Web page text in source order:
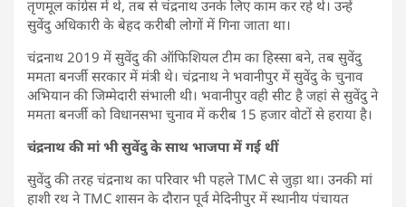
तृणमूल कांग्रेस में थे, तब से चंद्रनाथ उनके लिए काम कर रहे थे। उन्हें
सुवेंदु अधिकारी के बेहद करीबी लोगों में गिना जाता था।
चंद्रनाथ 2019 में सुवेंदु की ऑफिशियल टीम का हिस्सा बने, तब सुवेंदु
ममता बनर्जी सरकार में मंत्री थे। चंद्रनाथ ने भवानीपुर में सुवेंदु के चुनाव
अभियान की जिम्मेदारी संभाली थी। भवानीपुर वही सीट है जहां से सुवेंदु ने
ममता बनर्जी को विधानसभा चुनाव में करीब 15 हजार वोटों से हराया है।
चंद्रनाथ की मां भी सुवेंदु के साथ भाजपा में गई थीं
सुवेंदु की तरह चंद्रनाथ का परिवार भी पहले TMC से जुड़ा था। उनकी मां
हाशी रथ ने TMC शासन के दौरान पूर्व मेदिनीपुर में स्थानीय पंचायत